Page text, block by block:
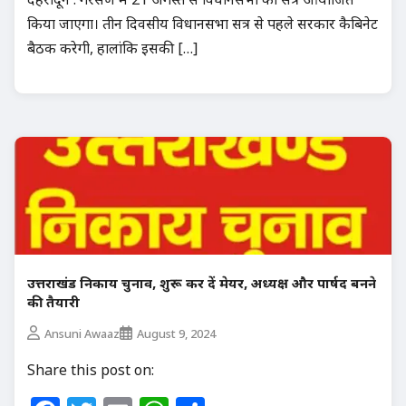
किया जाएगा। तीन दिवसीय विधानसभा सत्र से पहले सरकार कैबिनेट
बैठक करेगी, हालांकि इसकी […]
उत्तराखंड निकाय चुनाव, शुरू कर दें मेयर, अध्यक्ष और पार्षद बनने
की तैयारी
Ansuni Awaaz August 9, 2024
Share this post on: